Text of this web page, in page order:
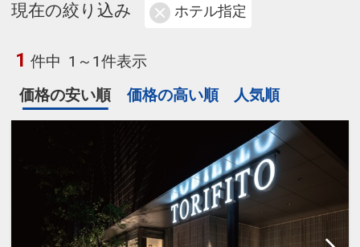
現在の絞り込み ホテル指定
1 件中 1～1件表示
価格の安い順
価格の高い順 人気順